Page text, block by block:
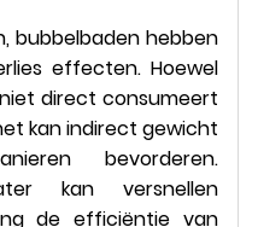
bubbelbaden hebben
effecten. Hoewel
direct consumeert
kan indirect gewicht
bevorderen.
kan versnellen
de efficiëntie van